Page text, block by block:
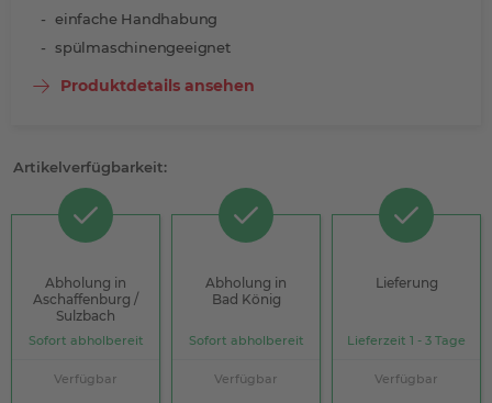
einfache Handhabung
spülmaschinengeeignet
Produktdetails ansehen
Artikelverfügbarkeit:
Abholung in
Aschaffenburg /
Sulzbach
Sofort abholbereit
Verfügbar
Abholung in
Bad König
Sofort abholbereit
Verfügbar
Lieferung
Lieferzeit 1 - 3 Tage
Verfügbar